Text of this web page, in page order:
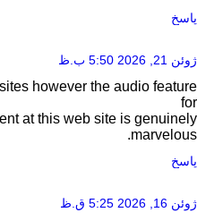
پاسخ
ژوئن 21, 2026 5:50 ب.ظ
however the audio feature
for
at this web site is genuinely
marvelous.
پاسخ
ژوئن 16, 2026 5:25 ق.ظ